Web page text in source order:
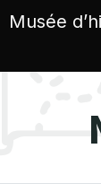
Musée